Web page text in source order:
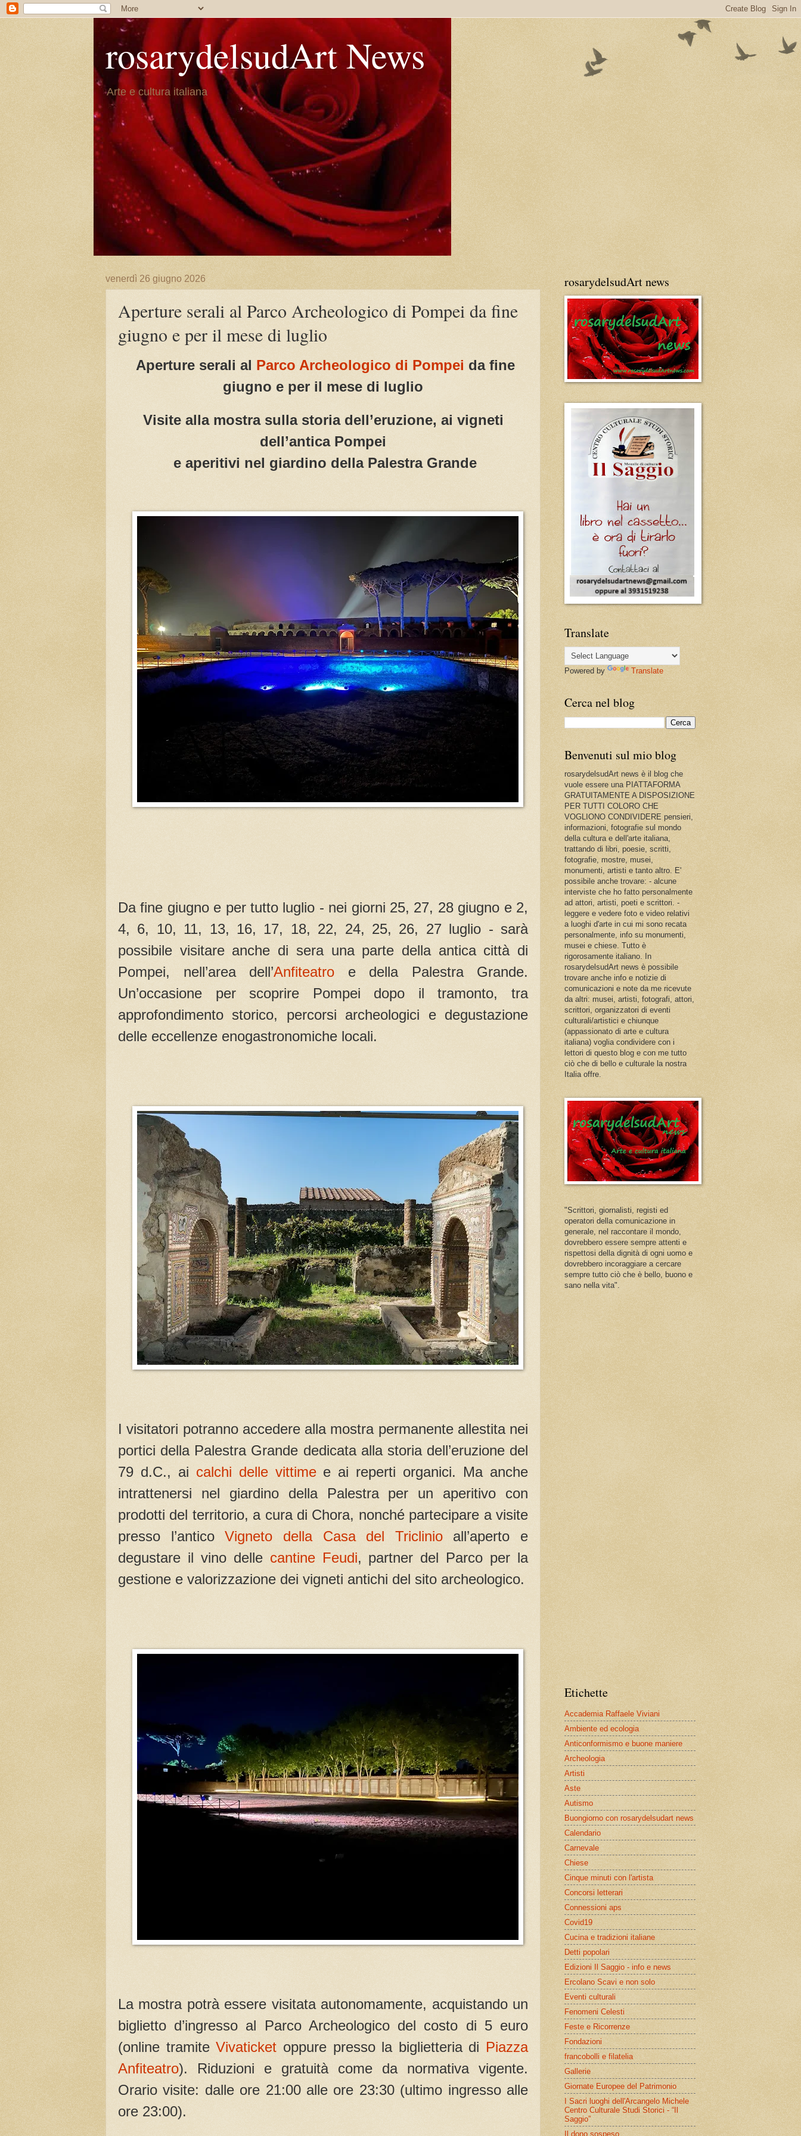
rosarydelsudArt News
Arte e cultura italiana
venerdì 26 giugno 2026
Aperture serali al Parco Archeologico di Pompei da fine
giugno e per il mese di luglio
Aperture serali al Parco Archeologico di Pompei da fine
giugno e per il mese di luglio
Visite alla mostra sulla storia dell’eruzione, ai vigneti
dell’antica Pompei
e aperitivi nel giardino della Palestra Grande
Da fine giugno e per tutto luglio - nei giorni 25, 27, 28 giugno e 2,
4, 6, 10, 11, 13, 16, 17, 18, 22, 24, 25, 26, 27 luglio - sarà
possibile visitare anche di sera una parte della antica città di
Pompei, nell’area dell’Anfiteatro e della Palestra Grande.
Un’occasione per scoprire Pompei dopo il tramonto, tra
approfondimento storico, percorsi archeologici e degustazione
delle eccellenze enogastronomiche locali.
I visitatori potranno accedere alla mostra permanente allestita nei
portici della Palestra Grande dedicata alla storia dell’eruzione del
79 d.C., ai calchi delle vittimee ai reperti organici. Ma anche
intrattenersi nel giardino della Palestra per un aperitivo con
prodotti del territorio, a cura di Chora, nonché partecipare a visite
presso l’anticoVigneto della Casa del Triclinioall’aperto e
degustare il vino delle cantine Feudi, partner del Parco per la
gestione e valorizzazione dei vigneti antichi del sito archeologico.
La mostra potrà essere visitata autonomamente, acquistando un
biglietto d’ingresso al Parco Archeologico del costo di 5 euro
(online tramiteVivaticket oppure presso la biglietteria di Piazza
Anfiteatro). Riduzioni e gratuità come da normativa vigente.
Orario visite: dalle ore 21:00 alle ore 23:30 (ultimo ingresso alle
ore 23:00).
rosarydelsudArt news
Translate
Powered by Translate
Cerca nel blog
Benvenuti sul mio blog
rosarydelsudArt news è il blog che
vuole essere una PIATTAFORMA
GRATUITAMENTE A DISPOSIZIONE
PER TUTTI COLORO CHE
VOGLIONO CONDIVIDERE pensieri,
informazioni, fotografie sul mondo
della cultura e dell'arte italiana,
trattando di libri, poesie, scritti,
fotografie, mostre, musei,
monumenti, artisti e tanto altro. E'
possibile anche trovare: - alcune
interviste che ho fatto personalmente
ad attori, artisti, poeti e scrittori. -
leggere e vedere foto e video relativi
a luoghi d'arte in cui mi sono recata
personalmente, info su monumenti,
musei e chiese. Tutto è
rigorosamente italiano. In
rosarydelsudArt news è possibile
trovare anche info e notizie di
comunicazioni e note da me ricevute
da altri: musei, artisti, fotografi, attori,
scrittori, organizzatori di eventi
culturali/artistici e chiunque
(appassionato di arte e cultura
italiana) voglia condividere con i
lettori di questo blog e con me tutto
ciò che di bello e culturale la nostra
Italia offre.
"Scrittori, giornalisti, registi ed
operatori della comunicazione in
generale, nel raccontare il mondo,
dovrebbero essere sempre attenti e
rispettosi della dignità di ogni uomo e
dovrebbero incoraggiare a cercare
sempre tutto ciò che è bello, buono e
sano nella vita".
Etichette
Accademia Raffaele Viviani
Ambiente ed ecologia
Anticonformismo e buone maniere
Archeologia
Artisti
Aste
Autismo
Buongiorno con rosarydelsudart news
Calendario
Carnevale
Chiese
Cinque minuti con l'artista
Concorsi letterari
Connessioni aps
Covid19
Cucina e tradizioni italiane
Detti popolari
Edizioni Il Saggio - info e news
Ercolano Scavi e non solo
Eventi culturali
Fenomeni Celesti
Feste e Ricorrenze
Fondazioni
francobolli e filatelia
Gallerie
Giornate Europee del Patrimonio
I Sacri luoghi dell'Arcangelo Michele
Centro Culturale Studi Storici - “Il
Saggio”
Il dono sospeso